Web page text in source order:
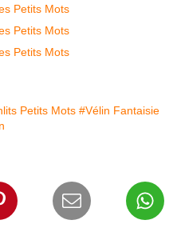
Petits Mots #Vélin Fantaisie